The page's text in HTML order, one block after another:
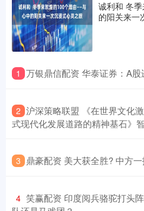
诚利和 冬
的阳关来一
1 万银鼎信配资 华泰证券：A
2 沪深策略联盟 《在世界文化
式现代化发展道路的精神基石》
3 鼎豪配资 美大获全胜? 中方
4 笑赢配资 印度阅兵骆驼打头